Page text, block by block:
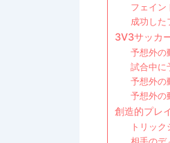
フェイン
成功した
3V3サッカ
予想外の
試合中に
予想外の
予想外の
創造的プレ
トリッ
相手のデ